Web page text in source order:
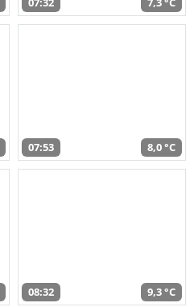
07:53 8,0 °C
08:32 9,3 °C